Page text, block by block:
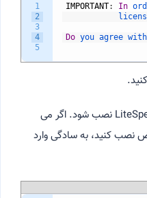
1
2
3
4
5
IMPORTANT: In
Do you agree with
ز شما خواسته می شود که کدام LiteSpeed نصب شود. اگر می
نصب کنید، به سادگی وارد